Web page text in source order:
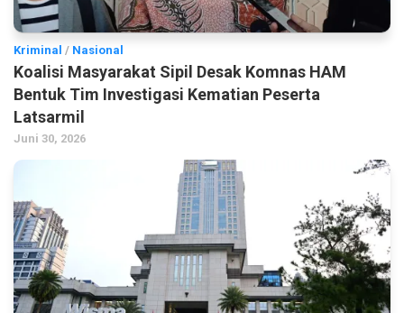
Kriminal / Nasional
Koalisi Masyarakat Sipil Desak Komnas HAM
Bentuk Tim Investigasi Kematian Peserta
Latsarmil
Juni 30, 2026